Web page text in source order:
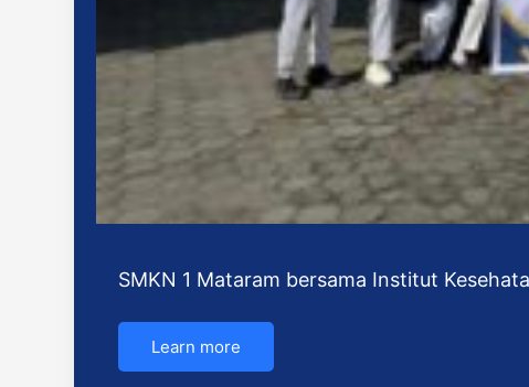
SMKN 1 Mataram bersama Institut
Learn more